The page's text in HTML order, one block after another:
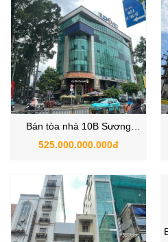
Bán tòa nhà 10B Sương
Nguyệt Ánh, Phường Bến
525.000.000.000đ